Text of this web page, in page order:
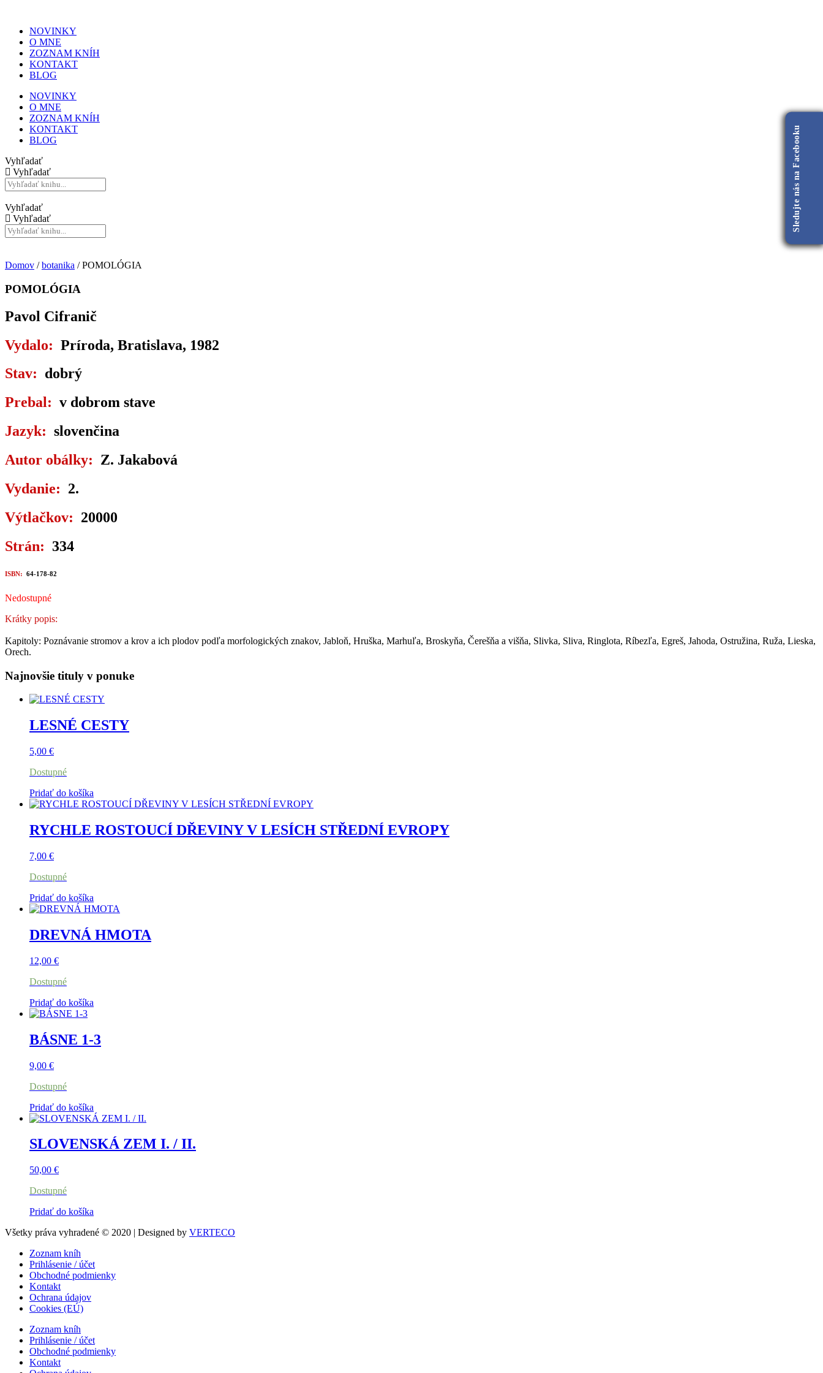
NOVINKY
O MNE
ZOZNAM KNÍH
KONTAKT
BLOG
NOVINKY
O MNE
ZOZNAM KNÍH
KONTAKT
BLOG
Vyhľadať
Vyhľadať
Vyhľadať
Vyhľadať
Domov /botanika / POMOLÓGIA
POMOLÓGIA
Pavol Cifranič
Vydalo: Príroda, Bratislava, 1982
Stav: dobrý
Prebal: v dobrom stave
Jazyk: slovenčina
Autor obálky: Z. Jakabová
Vydanie: 2.
Výtlačkov: 20000
Strán: 334
ISBN: 64-178-82
Nedostupné
Krátky popis:
Kapitoly: Poznávanie stromov a krov a ich plodov podľa morfologických znakov, Jabloň, Hruška, Marhuľa, Broskyňa, Čerešňa a višňa, Slivka, Sliva, Ringlota, Ríbezľa, Egreš, Jahoda, Ostružina, Ruža, Lieska,
Orech.
Najnovšie tituly v ponuke
LESNÉ CESTY
5,00 €
Dostupné
Pridať do košíka
RYCHLE ROSTOUCÍ DŘEVINY V LESÍCH STŘEDNÍ EVROPY
7,00 €
Dostupné
Pridať do košíka
DREVNÁ HMOTA
12,00 €
Dostupné
Pridať do košíka
BÁSNE 1-3
9,00 €
Dostupné
Pridať do košíka
SLOVENSKÁ ZEM I. / II.
50,00 €
Dostupné
Pridať do košíka
Všetky práva vyhradené © 2020 | Designed by VERTECO
Zoznam kníh
Prihlásenie / účet
Obchodné podmienky
Kontakt
Ochrana údajov
Cookies (EÚ)
Zoznam kníh
Prihlásenie / účet
Obchodné podmienky
Kontakt
Sledujte nás na Facebooku